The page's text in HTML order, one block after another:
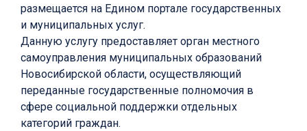
размещается на Едином портале государственных
и муниципальных услуг.
Данную услугу предоставляет орган местного
самоуправления муниципальных образований
Новосибирской области, осуществляющий
переданные государственные полномочия в
сфере социальной поддержки отдельных
категорий граждан.